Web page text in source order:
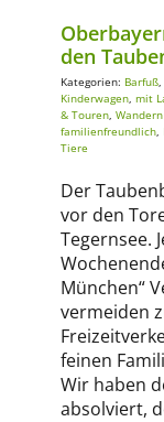
den
Kategorien: Barfuß,
Kinderwagen, mit
& Touren, Wandern
familienfreundlich,
Tiere
Der
vor den
Tegernsee.
München“
vermeiden
feinen
Wir haben
absolviert,